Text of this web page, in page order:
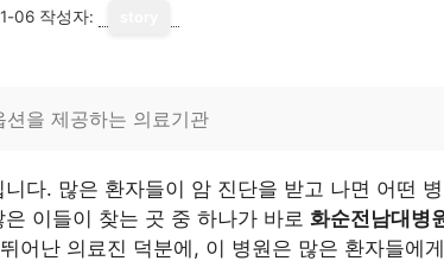
06 작성자:
을 제공하는 의료기관
다. 많은 환자들이 암 진단을 받고 나면 어떤
이들이 찾는 곳 중 하나가 바로 화순전남대병
어난 의료진 덕분에, 이 병원은 많은 환자들에